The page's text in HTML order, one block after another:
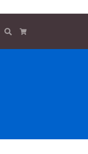
Search